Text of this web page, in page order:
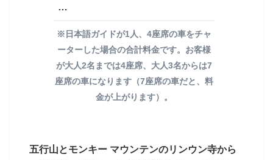
…
※日本語ガイドが1人、4座席の車をチャ
ーターした場合の合計料金です。お客様
が大人2名までは4座席、大人3名からは7
座席の車になります（7座席の車だと、料
金が上がります）。
五行山とモンキー マウンテンのリンウン寺から